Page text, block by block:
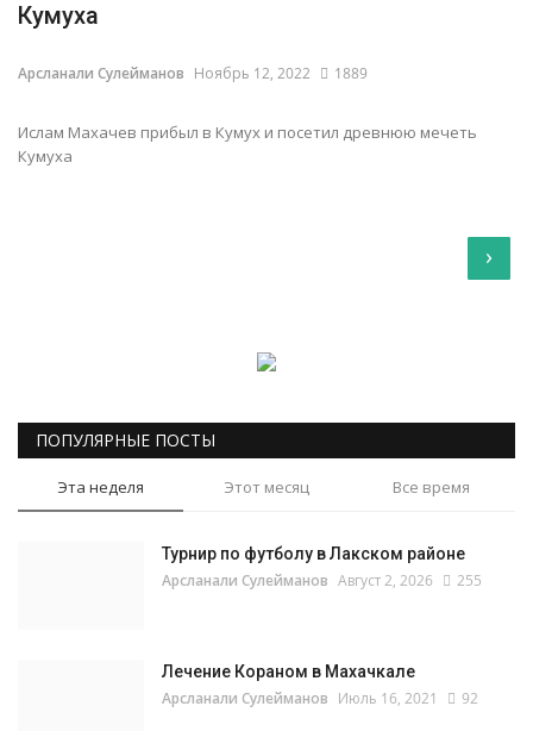
Кумуха
Арсланали Сулейманов Ноябрь 12, 2022 1889
Ислам Махачев прибыл в Кумух и посетил древнюю мечеть
Кумуха
›
ПОПУЛЯРНЫЕ ПОСТЫ
Эта неделя Этот месяц Все время
Турнир по футболу в Лакском районе
Арсланали Сулейманов Август 2, 2026 255
Лечение Кораном в Махачкале
Арсланали Сулейманов Июль 16, 2021 92